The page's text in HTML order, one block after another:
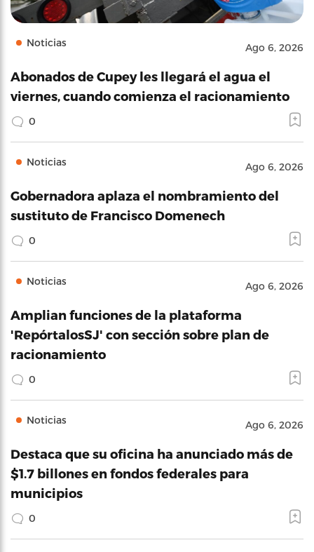
Noticias Ago 6, 2026
Abonados de Cupey les llegará el agua el
viernes, cuando comienza el racionamiento
0
Noticias Ago 6, 2026
Gobernadora aplaza el nombramiento del
sustituto de Francisco Domenech
0
Noticias Ago 6, 2026
Amplian funciones de la plataforma
'RepórtalosSJ' con sección sobre plan de
racionamiento
0
Noticias Ago 6, 2026
Destaca que su oficina ha anunciado más de
$1.7 billones en fondos federales para
municipios
0